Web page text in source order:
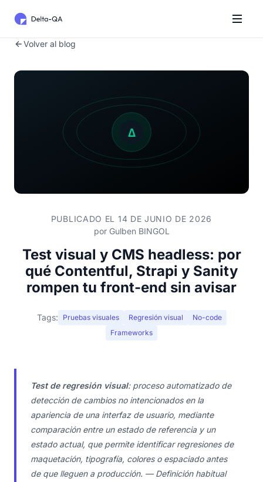
Volver al blog
PUBLICADO EL 14 DE JUNIO DE 2026
por Gulben BINGOL
Test visual y CMS headless: por
qué Contentful, Strapi y Sanity
rompen tu front-end sin avisar
Tags: Pruebas visuales Regresión visual
No-code
Frameworks
Test de regresión visual: proceso automatizado de
detección de cambios no intencionados en la
apariencia de una interfaz de usuario, mediante
comparación entre un estado de referencia y un
estado actual, que permite identificar regresiones de
maquetación, tipografía, colores o espaciado antes
de que lleguen a producción. — Definición habitual